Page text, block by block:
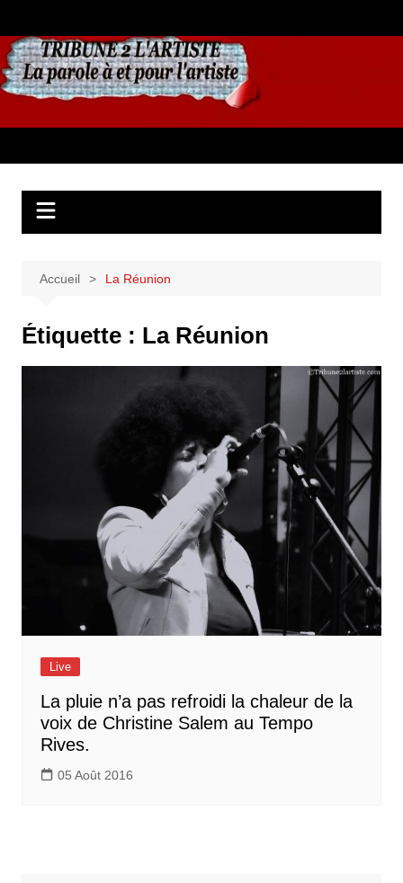
au
contenu
Accueil La Réunion
Étiquette : La Réunion
Live
La pluie n’a pas refroidi la chaleur de la
voix de Christine Salem au Tempo
Rives.
05 Août 2016